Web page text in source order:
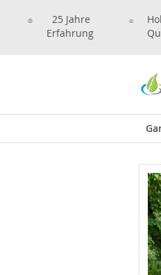
25 Jahre
Erfahrung